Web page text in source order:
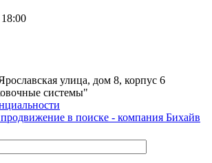
улица, дом 8, корпус 6
системы"
продвижение в поиске - компания Бихайв